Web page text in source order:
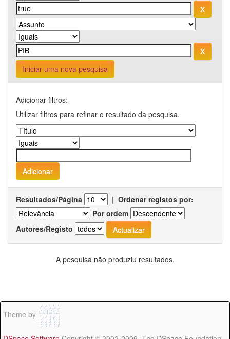
Iniciar uma nova pesquisa
Adicionar filtros:
Utilizar filtros para refinar o resultado da pesquisa.
Resultados/Página | Ordenar registos por:
Por ordem
Autores/Registo
A pesquisa não produziu resultados.
Theme by